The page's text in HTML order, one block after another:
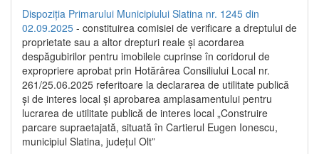
Dispoziția Primarului Municipiului Slatina nr. 1245 din
02.09.2025 - constituirea comisiei de verificare a dreptului de
proprietate sau a altor drepturi reale și acordarea
despăgubirilor pentru imobilele cuprinse în coridorul de
expropriere aprobat prin Hotărârea Consiliului Local nr.
261/25.06.2025 referitoare la declararea de utilitate publică
și de interes local și aprobarea amplasamentului pentru
lucrarea de utilitate publică de interes local „Construire
parcare supraetajată, situată în Cartierul Eugen Ionescu,
municipiul Slatina, județul Olt”